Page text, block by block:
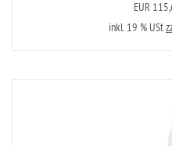
EUR
inkl. 19 % USt